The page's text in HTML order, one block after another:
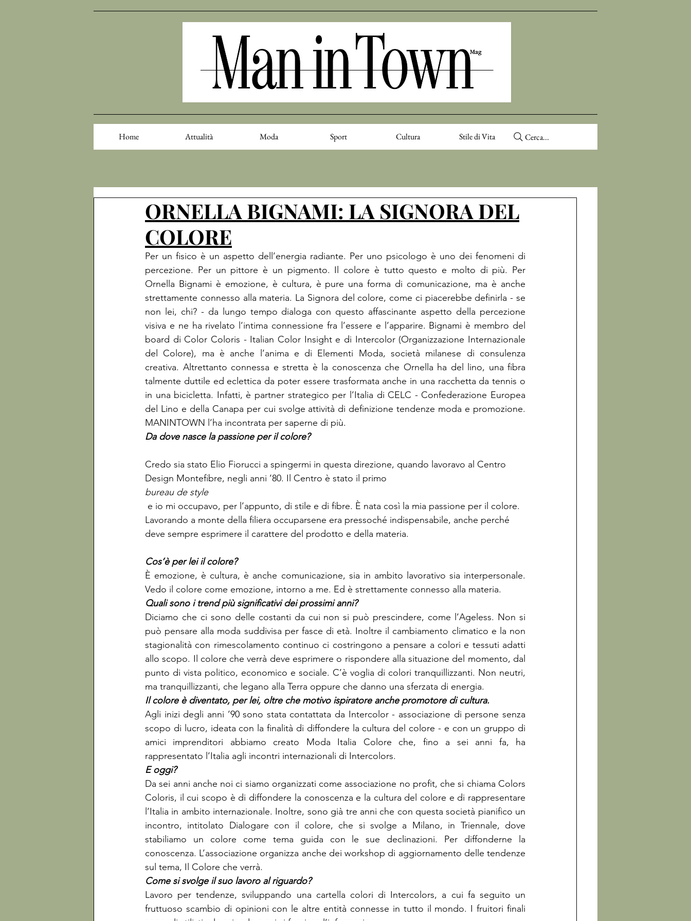
Home Attualità Moda Sport Cultura Stile di Vita Cerca...
ORNELLA BIGNAMI: LA SIGNORA DEL
COLORE
Per un fisico è un aspetto dell’energia radiante. Per uno psicologo è uno dei fenomeni di
percezione. Per un pittore è un pigmento. Il colore è tutto questo e molto di più. Per
Ornella Bignami è emozione, è cultura, è pure una forma di comunicazione, ma è anche
strettamente connesso alla materia. La Signora del colore, come ci piacerebbe definirla - se
non lei, chi? - da lungo tempo dialoga con questo affascinante aspetto della percezione
visiva e ne ha rivelato l’intima connessione fra l’essere e l’apparire. Bignami è membro del
board di Color Coloris - Italian Color Insight e di Intercolor (Organizzazione Internazionale
del Colore), ma è anche l’anima e di Elementi Moda, società milanese di consulenza
creativa. Altrettanto connessa e stretta è la conoscenza che Ornella ha del lino, una fibra
talmente duttile ed eclettica da poter essere trasformata anche in una racchetta da tennis o
in una bicicletta. Infatti, è partner strategico per l’Italia di CELC - Confederazione Europea
del Lino e della Canapa per cui svolge attività di definizione tendenze moda e promozione.
MANINTOWN l’ha incontrata per saperne di più.
Credo sia stato Elio Fiorucci a spingermi in questa direzione, quando lavoravo al Centro
Design Montefibre, negli anni ’80. Il Centro è stato il primo
bureau de style
Lavorando a monte della filiera occuparsene era pressoché indispensabile, anche perché
È emozione, è cultura, è anche comunicazione, sia in ambito lavorativo sia interpersonale.
Vedo il colore come emozione, intorno a me. Ed è strettamente connesso alla materia.
Diciamo che ci sono delle costanti da cui non si può prescindere, come l’Ageless. Non si
può pensare alla moda suddivisa per fasce di età. Inoltre il cambiamento climatico e la non
stagionalità con rimescolamento continuo ci costringono a pensare a colori e tessuti adatti
allo scopo. Il colore che verrà deve esprimere o rispondere alla situazione del momento, dal
punto di vista politico, economico e sociale. C’è voglia di colori tranquillizzanti. Non neutri,
ma tranquillizzanti, che legano alla Terra oppure che danno una sferzata di energia.
Agli inizi degli anni ’90 sono stata contattata da Intercolor - associazione di persone senza
scopo di lucro, ideata con la finalità di diffondere la cultura del colore - e con un gruppo di
amici imprenditori abbiamo creato Moda Italia Colore che, fino a sei anni fa, ha
rappresentato l’Italia agli incontri internazionali di Intercolors.
Da sei anni anche noi ci siamo organizzati come associazione no profit, che si chiama Colors
Coloris, il cui scopo è di diffondere la conoscenza e la cultura del colore e di rappresentare
l’Italia in ambito internazionale. Inoltre, sono già tre anni che con questa società pianifico un
incontro, intitolato Dialogare con il colore, che si svolge a Milano, in Triennale, dove
stabiliamo un colore come tema guida con le sue declinazioni. Per diffonderne la
conoscenza. L’associazione organizza anche dei workshop di aggiornamento delle tendenze
sul tema, Il Colore che verrà.
Lavoro per tendenze, sviluppando una cartella colori di Intercolors, a cui fa seguito un
fruttuoso scambio di opinioni con le altre entità connesse in tutto il mondo. I fruitori finali